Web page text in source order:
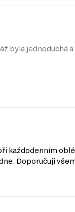
byla
každodenním
Doporučuji